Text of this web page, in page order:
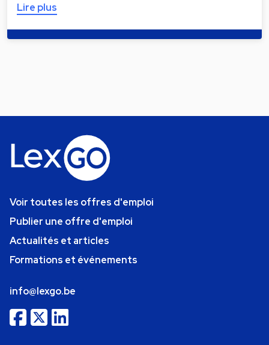
Lire plus
Voir toutes les offres d'emploi
Publier une offre d'emploi
Actualités et articles
Formations et événements
info@lexgo.be